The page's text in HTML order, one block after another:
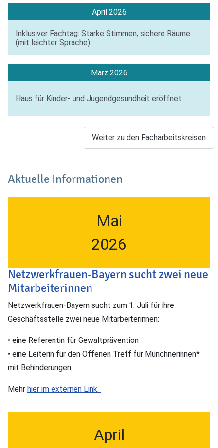
April 2026
Inklusiver Fachtag: Starke Stimmen, sichere Räume
(mit leichter Sprache)
März 2026
Haus für Kinder- und Jugendgesundheit eröffnet
Weiter zu den Facharbeitskreisen
Aktuelle Informationen
Mai
2026
Netzwerkfrauen-Bayern sucht zwei neue
Mitarbeiterinnen
Netzwerkfrauen-Bayern sucht zum 1. Juli für ihre
Geschäftsstelle zwei neue Mitarbeiterinnen:
• eine Referentin für Gewaltprävention
• eine Leiterin für den Offenen Treff für Münchnerinnen*
mit Behinderungen
Mehr hier im externen Link.
April